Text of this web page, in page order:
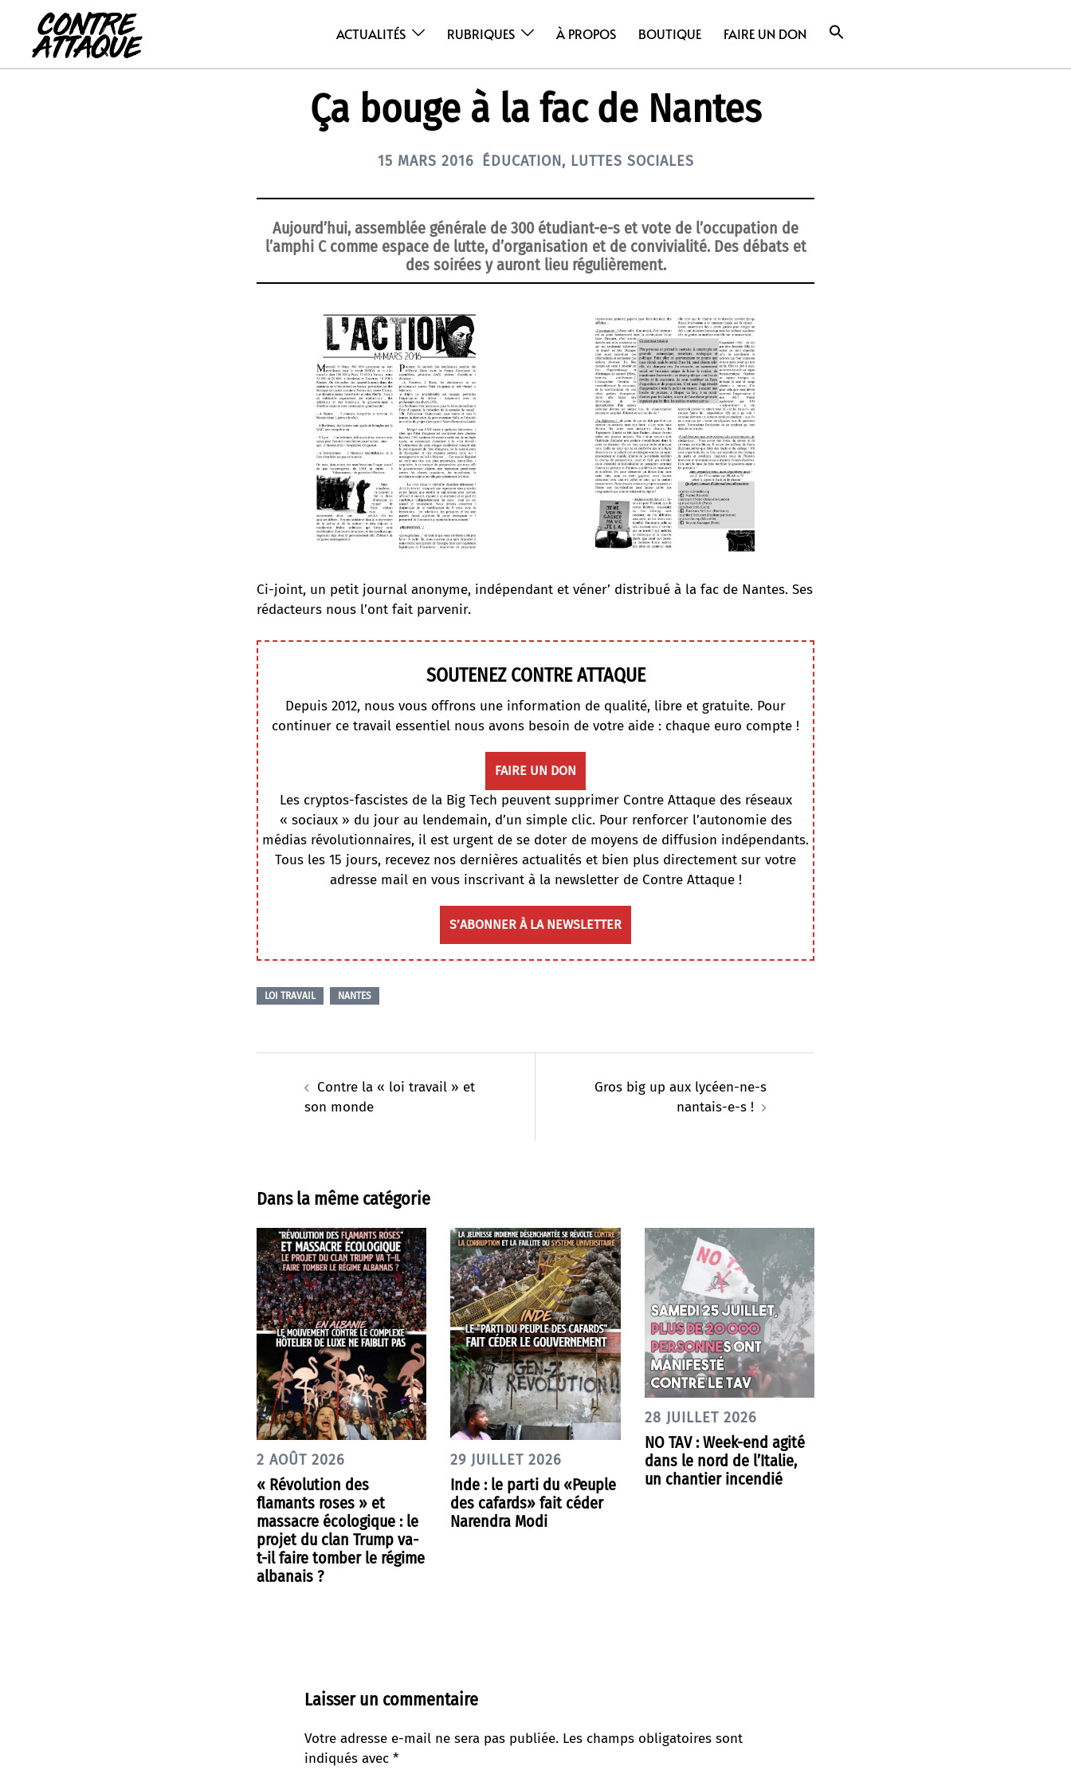
contenu
ACTUALITÉS RUBRIQUES À PROPOS BOUTIQUE FAIRE UN DON
Ça bouge à la fac de Nantes
15 MARS 2016 ÉDUCATION, LUTTES SOCIALES
Aujourd’hui, assemblée générale de 300 étudiant-e-s et vote de l’occupation de
l’amphi C comme espace de lutte, d’organisation et de convivialité. Des débats et
des soirées y auront lieu régulièrement.
Ci-joint, un petit journal anonyme, indépendant et véner’ distribué à la fac de Nantes. Ses
rédacteurs nous l’ont fait parvenir.
SOUTENEZ CONTRE ATTAQUE
Depuis 2012, nous vous offrons une information de qualité, libre et gratuite. Pour
continuer ce travail essentiel nous avons besoin de votre aide : chaque euro compte !
FAIRE UN DON
Les cryptos-fascistes de la Big Tech peuvent supprimer Contre Attaque des réseaux
« sociaux » du jour au lendemain, d’un simple clic. Pour renforcer l’autonomie des
médias révolutionnaires, il est urgent de se doter de moyens de diffusion indépendants.
Tous les 15 jours, recevez nos dernières actualités et bien plus directement sur votre
adresse mail en vous inscrivant à la newsletter de Contre Attaque !
S’ABONNER À LA NEWSLETTER
LOI TRAVAIL NANTES
d’articleContre la « loi travail » et
son monde
Gros big up aux lycéen-ne-s
nantais-e-s !
Dans la même catégorie
2 AOÛT 2026
« Révolution des
flamants roses » et
massacre écologique : le
projet du clan Trump va-
t-il faire tomber le régime
albanais ?
29 JUILLET 2026
Inde : le parti du «Peuple
des cafards» fait céder
Narendra Modi
28 JUILLET 2026
NO TAV : Week-end agité
dans le nord de l’Italie,
un chantier incendié
Laisser un commentaire
Votre adresse e-mail ne sera pas publiée. Les champs obligatoires sont
indiqués avec *